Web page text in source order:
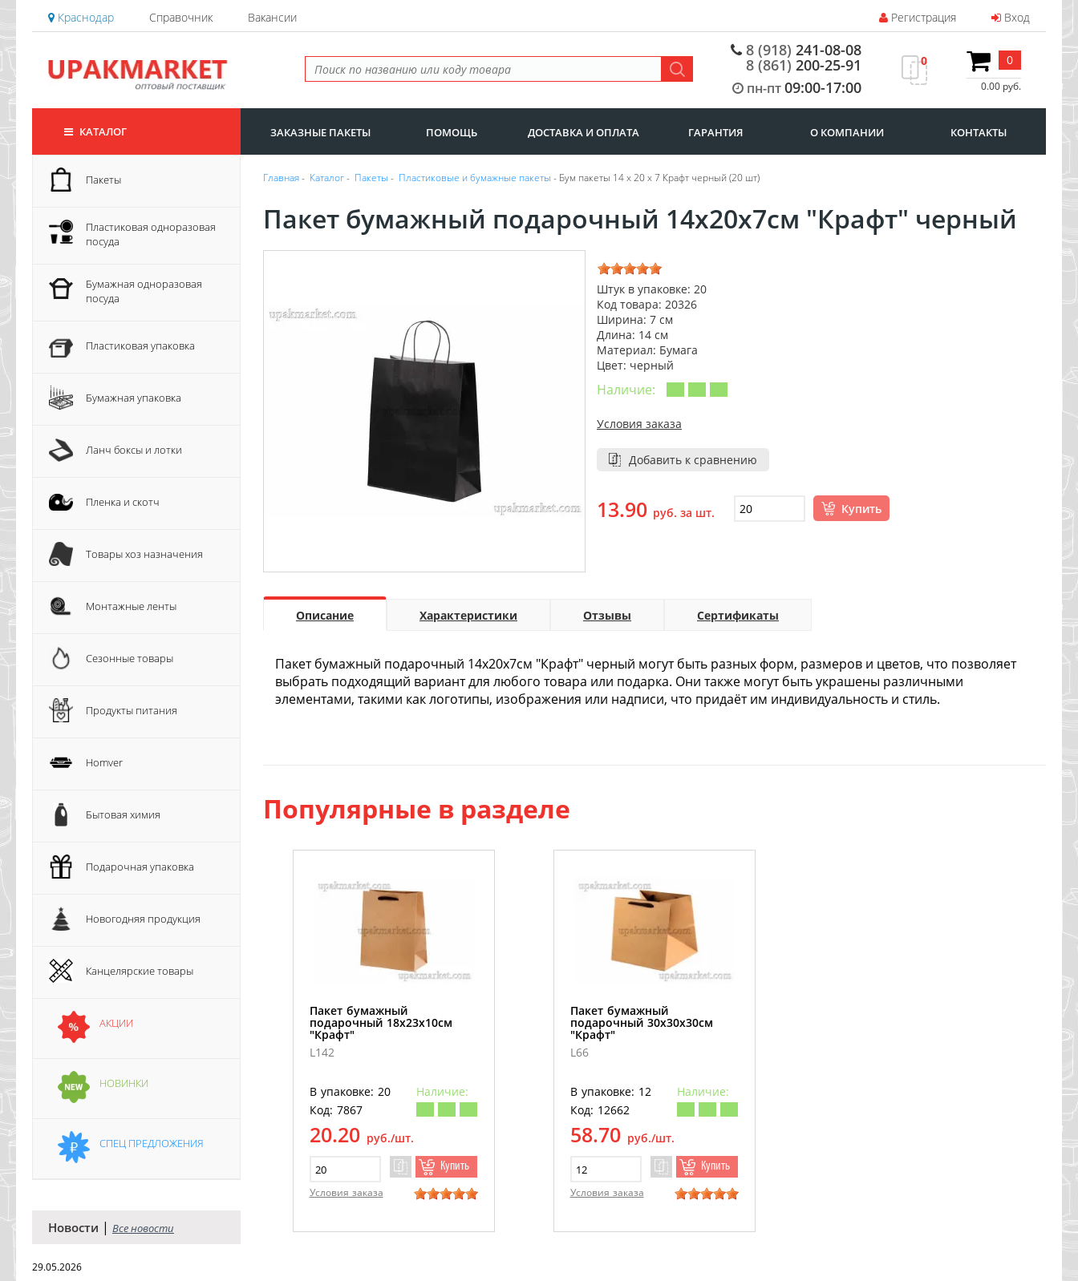
Краснодар Справочник Вакансии Регистрация Вход
8 (918) 241-08-08
8 (861) 200-25-91
пн-пт09:00-17:00
0 0
0.00 руб.
КАТАЛОГ ЗАКАЗНЫЕ ПАКЕТЫ ПОМОЩЬ ДОСТАВКА И ОПЛАТА ГАРАНТИЯ О КОМПАНИИ КОНТАКТЫ
Пакеты
Пластиковая одноразовая
посуда
Бумажная одноразовая
посуда
Пластиковая упаковка
Бумажная упаковка
Ланч боксы и лотки
Пленка и скотч
Товары хоз назначения
Монтажные ленты
Сезонные товары
Продукты питания
Homver
Бытовая химия
Подарочная упаковка
Новогодняя продукция
Канцелярские товары
АКЦИИ
НОВИНКИ
СПЕЦ ПРЕДЛОЖЕНИЯ
Новости | Все новости
29.05.2026
Главная- Каталог- Пакеты - Пластиковые и бумажные пакеты - Бум пакеты 14 х 20 х 7 Крафт черный (20 шт)
Пакет бумажный подарочный 14х20х7см "Крафт" черный
Штук в упаковке: 20
Код товара: 20326
Ширина: 7 см
Длина: 14 см
Материал: Бумага
Цвет: черный
Наличие:
Условия заказа
Добавить к сравнению
13.90 руб. за шт. Купить
Описание Характеристики Отзывы Сертификаты
Пакет бумажный подарочный 14х20х7см "Крафт" черный могут быть разных форм, размеров и цветов, что позволяет
выбрать подходящий вариант для любого товара или подарка. Они также могут быть украшены различными
элементами, такими как логотипы, изображения или надписи, что придаёт им индивидуальность и стиль.
Популярные в разделе
Пакет бумажный
подарочный 18х23х10см
"Крафт"
L142
В упаковке: 20
Наличие:
Код: 7867
20.20 руб./шт.
Купить
Условия заказа
Пакет бумажный
подарочный 30х30х30см
"Крафт"
L66
В упаковке: 12
Наличие:
Код: 12662
58.70 руб./шт.
Купить
Условия заказа